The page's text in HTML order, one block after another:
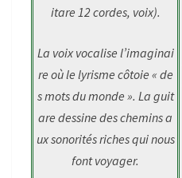
itare 12 cordes, voix).
La voix vocalise l’imaginai
re où le lyrisme côtoie « de
s mots du monde ». La guit
are dessine des chemins a
ux sonorités riches qui nous
font voyager.